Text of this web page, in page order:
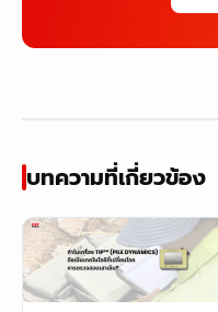
บทความที่เกี่ยวข้อง